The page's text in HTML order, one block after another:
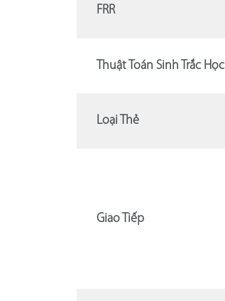
FRR
Thuật Toán Sinh Trắc Học
Loại Thẻ
Giao Tiếp